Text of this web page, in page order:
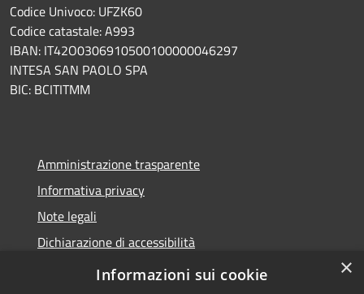
Codice Univoco: UFZK60
Codice catastale: A993
IBAN: IT42O0306910500100000046297
INTESA SAN PAOLO SPA
BIC: BCITITMM
Amministrazione trasparente
Informativa privacy
Note legali
Dichiarazione di accessibilità
Meccanismo di feedback
×
Informazioni sui cookie